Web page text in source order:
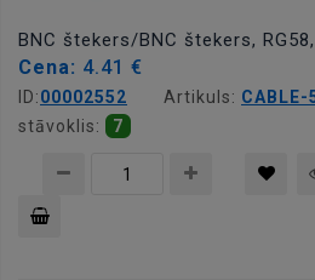
BNC štekers/BNC štekers,
Cena: 4.41 €
ID:00002552 Artikuls:
stāvoklis:
7